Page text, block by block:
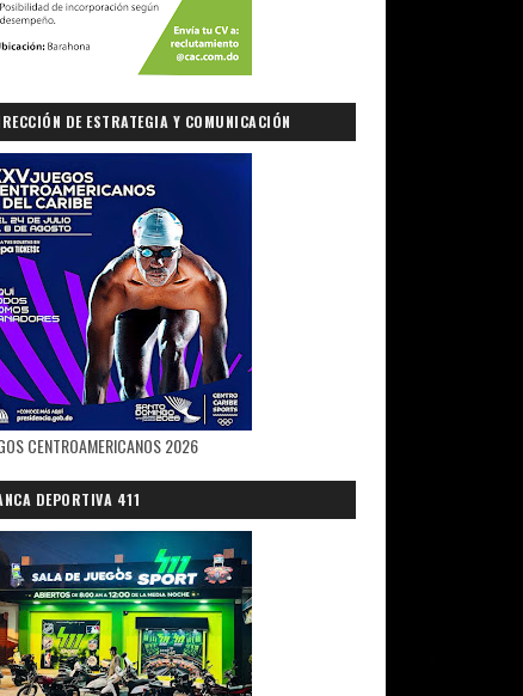
DE ESTRATEGIA Y COMUNICACIÓN
CENTROAMERICANOS 2026
DEPORTIVA 411